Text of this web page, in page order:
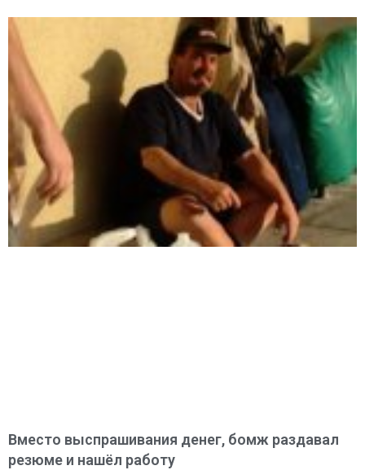
Вместо выспрашивания денег, бомж раздавал
резюме и нашёл работу